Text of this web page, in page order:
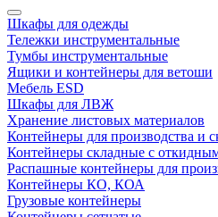
Шкафы для одежды
Тележки инструментальные
Тумбы инструментальные
Ящики и контейнеры для ветоши
Мебель ESD
Шкафы для ЛВЖ
Хранение листовых материалов
Контейнеры для производства и
Контейнеры складные с
Распашные контейнеры для
Контейнеры КО, КОА
Грузовые контейнеры